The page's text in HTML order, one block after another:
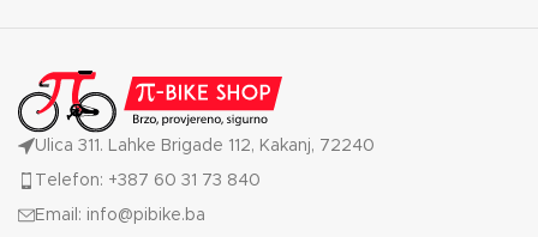
Ulica 311. Lahke Brigade 112, Kakanj, 72240
Telefon: +387 60 31 73 840
Email: info@pibike.ba